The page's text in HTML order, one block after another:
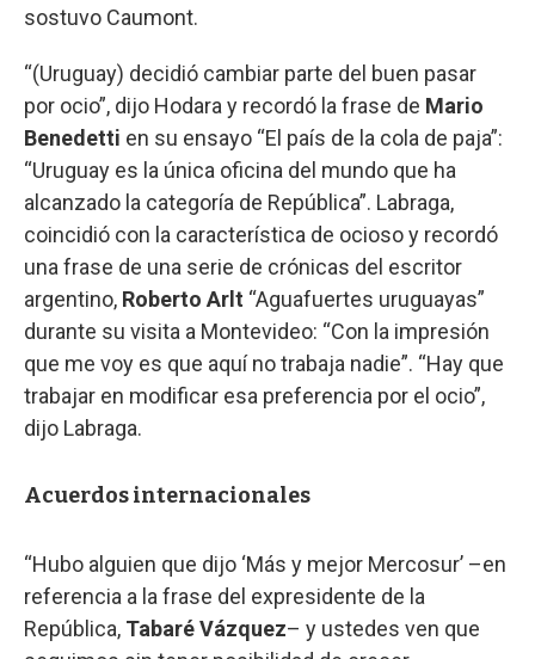
sostuvo Caumont.
“(Uruguay) decidió cambiar parte del buen pasar
por ocio”, dijo Hodara y recordó la frase de Mario
Benedetti en su ensayo “El país de la cola de paja”:
“Uruguay es la única oficina del mundo que ha
alcanzado la categoría de República”. Labraga,
coincidió con la característica de ocioso y recordó
una frase de una serie de crónicas del escritor
argentino, Roberto Arlt “Aguafuertes uruguayas”
durante su visita a Montevideo: “Con la impresión
que me voy es que aquí no trabaja nadie”. “Hay que
trabajar en modificar esa preferencia por el ocio”,
dijo Labraga.
Acuerdos internacionales
“Hubo alguien que dijo ‘Más y mejor Mercosur’ –en
referencia a la frase del expresidente de la
República, Tabaré Vázquez– y ustedes ven que